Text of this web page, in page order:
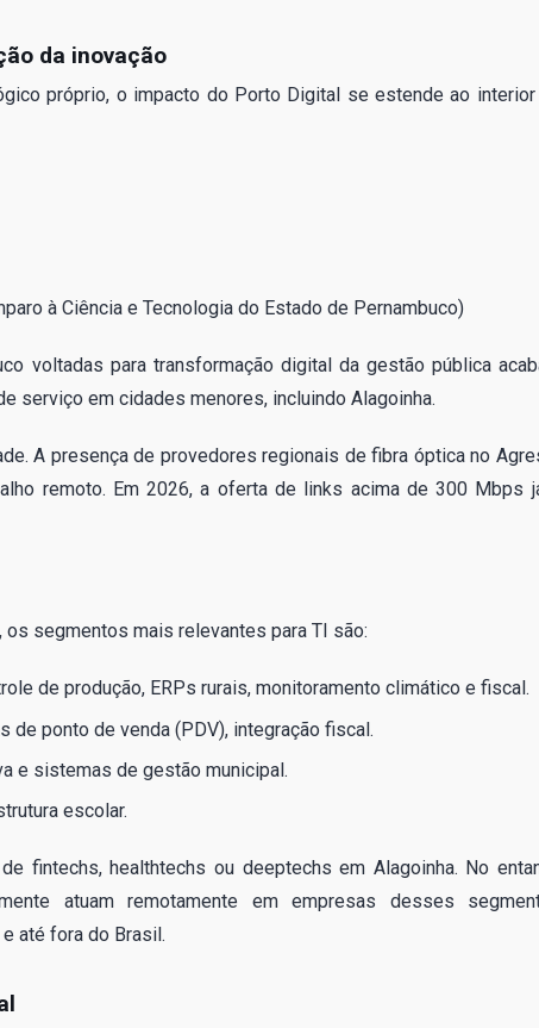
da inovação
próprio, o impacto do Porto Digital se estende ao
à Ciência e Tecnologia do Estado de Pernambuco)
voltadas para transformação digital da gestão pública
serviço em cidades menores, incluindo Alagoinha.
A presença de provedores regionais de fibra óptica no
remoto. Em 2026, a oferta de links acima de 300 Mbps
segmentos mais relevantes para TI são:
de produção, ERPs rurais, monitoramento climático e fiscal.
de ponto de venda (PDV), integração fiscal.
e sistemas de gestão municipal.
escolar.
fintechs, healthtechs ou deeptechs em Alagoinha. No
atuam remotamente em empresas desses
até fora do Brasil.